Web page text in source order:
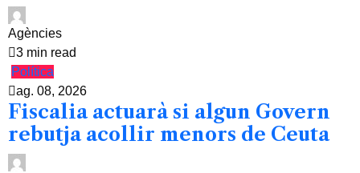
Agències
3 min read
Política
ag. 08, 2026
Fiscalia actuarà si algun Govern
rebutja acollir menors de Ceuta